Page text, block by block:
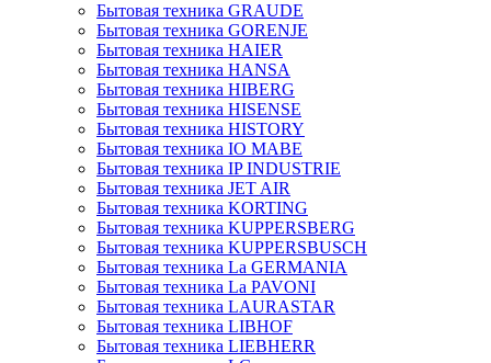
Бытовая техника GRAUDE
Бытовая техника GORENJE
Бытовая техника HAIER
Бытовая техника HANSA
Бытовая техника HIBERG
Бытовая техника HISENSE
Бытовая техника HISTORY
Бытовая техника IO MABE
Бытовая техника IP INDUSTRIE
Бытовая техника JET AIR
Бытовая техника KORTING
Бытовая техника KUPPERSBERG
Бытовая техника KUPPERSBUSCH
Бытовая техника La GERMANIA
Бытовая техника La PAVONI
Бытовая техника LAURASTAR
Бытовая техника LIBHOF
Бытовая техника LIEBHERR